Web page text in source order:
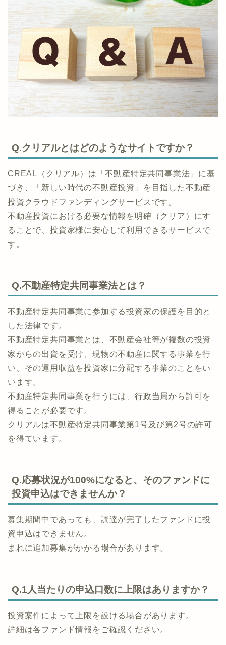
Q.クリアルとはどのようなサイトですか？
CREAL（クリアル）は「不動産特定共同事業法」に基
づき、「新しい時代の不動産投資」を目指した不動産
投資クラウドファンディングサービスです。
不動産投資における必要な情報を明確（クリア）にす
ることで、投資家様に安心して利用できるサービスで
す。
Q.不動産特定共同事業法とは？
不動産特定共同事業に参加する投資家の保護を目的と
した法律です。
不動産特定共同事業とは、不動産会社等が複数の投資
家からの出資を受け、現物の不動産に関する事業を行
い、その運用収益を投資家に分配する事業のことをい
います。
不動産特定共同事業を行うには、行政当局から許可を
得ることが必要です。
クリアルは不動産特定共同事業第1号及び第2号の許可
を得ています。
Q.応募状況が100%になると、そのファンドに
投資申込はできませんか？
募集期間中であっても、調達が完了したファンドに投
資申込はできません。
まれに追加募集がかかる場合があります。
Q.1人当たりの申込口数に上限はありますか？
投資案件によって上限を設ける場合があります。
詳細は各ファンド情報をご確認ください。